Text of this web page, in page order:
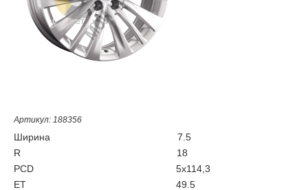
Артикул: 188356
Ширина
7.5
R
18
PCD
5x114,3
ET
49.5